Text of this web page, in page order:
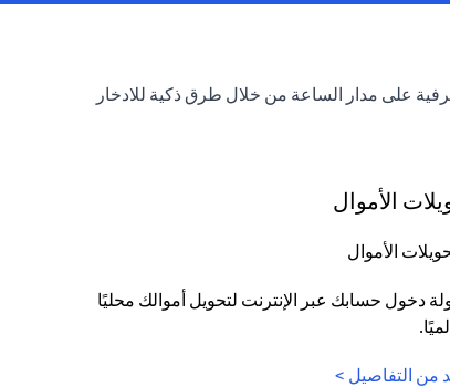
على مدار الساعة من خلال طرق ذكية للادخار
الأموال
دخول حسابك عبر الإنترنت لتحويل أموالك محليًا
من التفاصيل >